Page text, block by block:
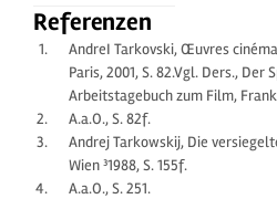
Referenzen
AndreI Tarkovski, Œuvres
Paris, 2001, S. 82.Vgl. Ders., Der
Arbeitstagebuch zum Film,
A.a.O., S. 82f.
Andrej Tarkowskij, Die
Wien ³1988, S. 155f.
A.a.O., S. 251.